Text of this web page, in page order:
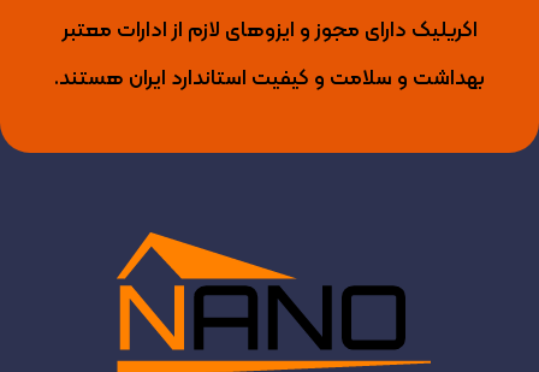
اکریلیک دارای مجوز و ایزوهای لازم از ادارات معتبر
بهداشت و سلامت و کیفیت استاندارد ایران هستند.